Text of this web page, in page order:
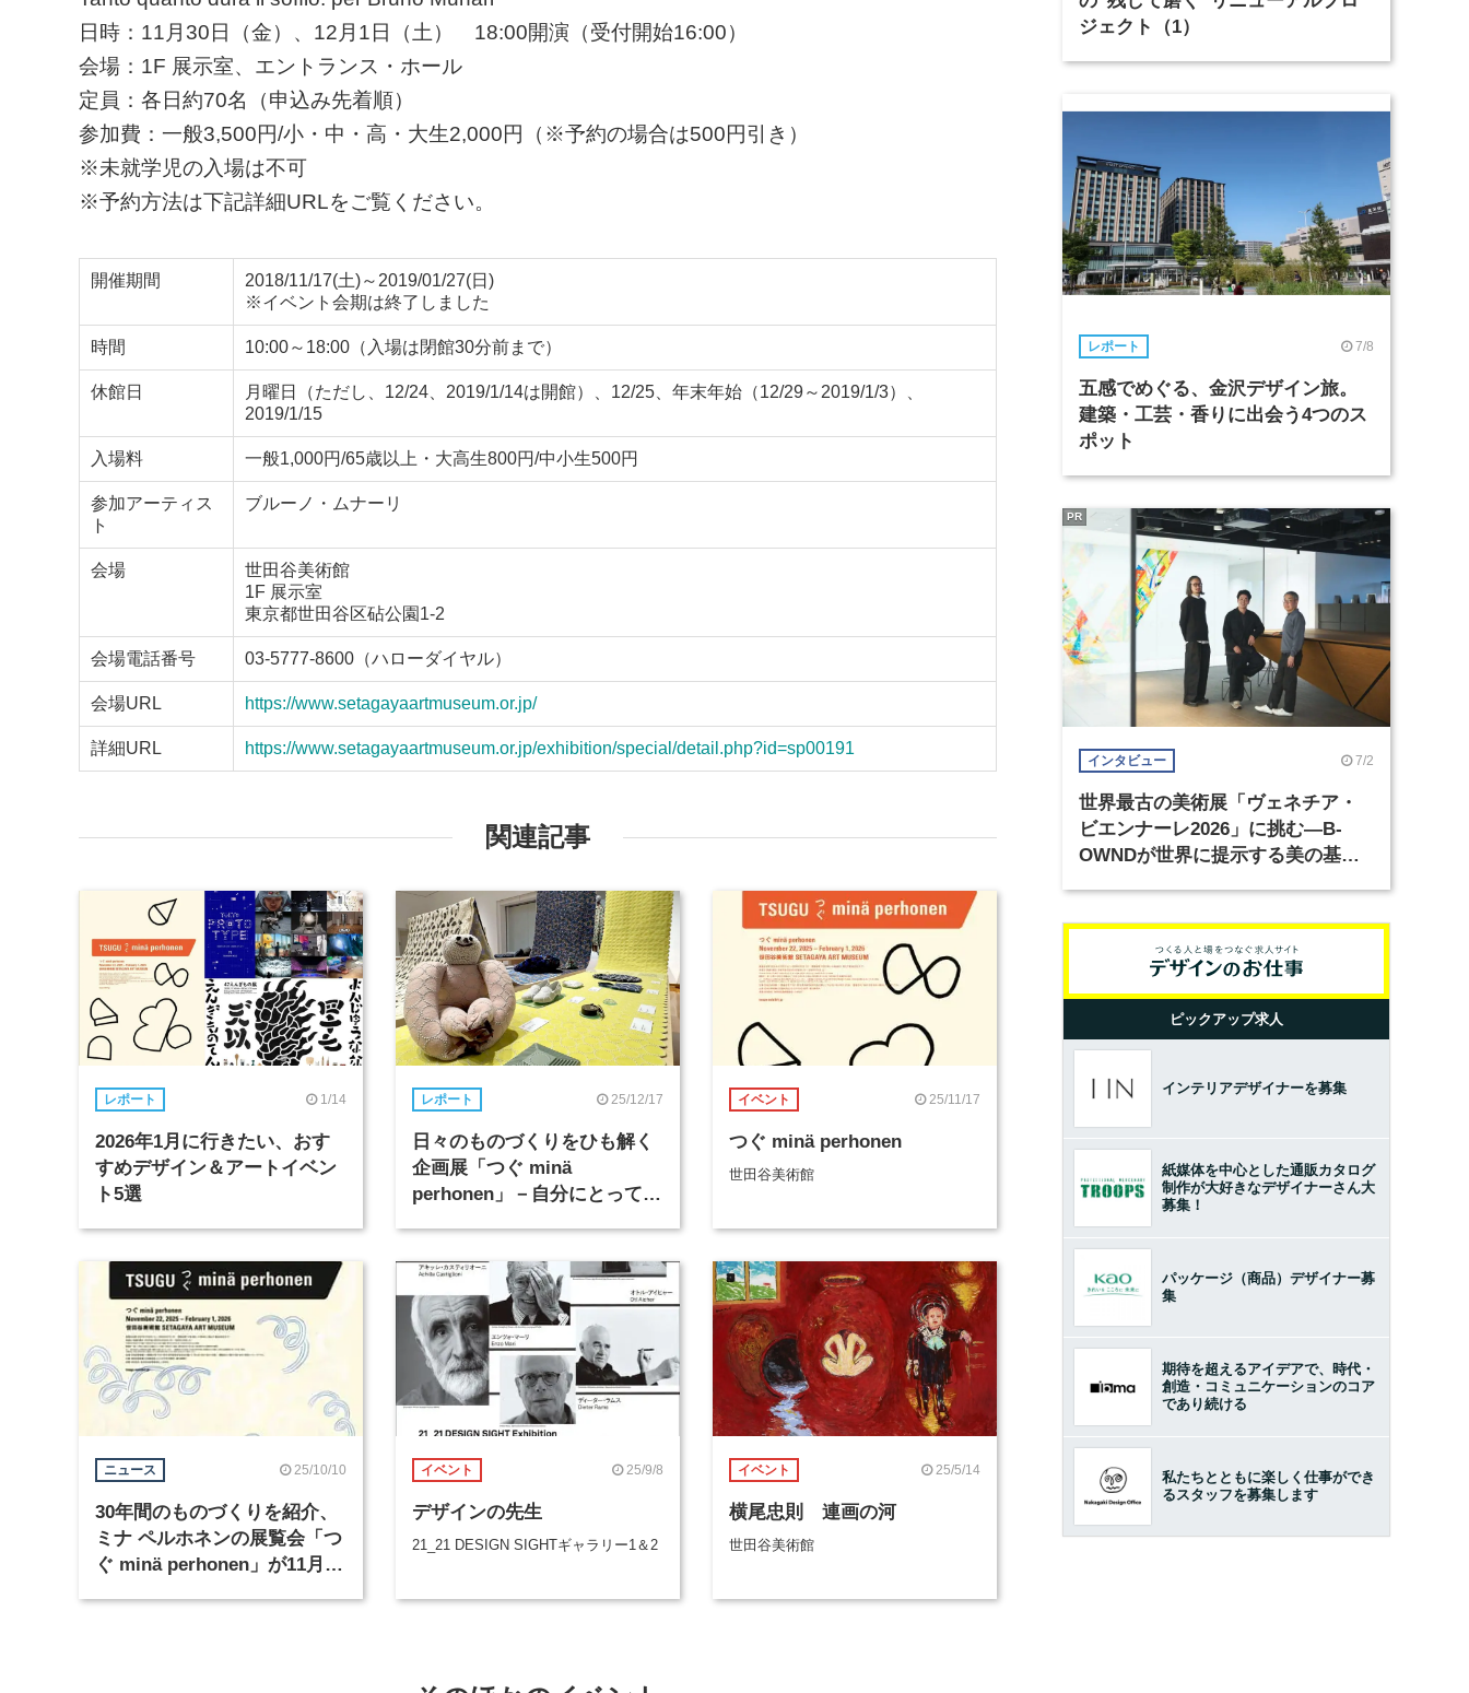
日時：11月30日（金）、12月1日（土） 18:00開演（受付開始16:00）
会場：1F 展示室、エントランス・ホール
定員：各日約70名（申込み先着順）
参加費：一般3,500円/小・中・高・大生2,000円（※予約の場合は500円引き）
※未就学児の入場は不可
※予約方法は下記詳細URLをご覧ください。
開催期間
2018/11/17(土)～2019/01/27(日)
※イベント会期は終了しました
時間 10:00～18:00（入場は閉館30分前まで）
休館日
月曜日（ただし、12/24、2019/1/14は開館）、12/25、年末年始（12/29～2019/1/3）、
2019/1/15
入場料 一般1,000円/65歳以上・大高生800円/中小生500円
参加アーティス
ト
ブルーノ・ムナーリ
会場
世田谷美術館
1F 展示室
東京都世田谷区砧公園1-2
会場電話番号 03-5777-8600（ハローダイヤル）
会場URL https://www.setagayaartmuseum.or.jp/
詳細URL https://www.setagayaartmuseum.or.jp/exhibition/special/detail.php?id=sp00191
関連記事
レポート 1/14
2026年1月に行きたい、おす
すめデザイン＆アートイベン
ト5選
レポート 25/12/17
日々のものづくりをひも解く
企画展「つぐ minä
perhonen」－自分にとって
イベント 25/11/17
つぐ minä perhonen
世田谷美術館
ニュース 25/10/10
30年間のものづくりを紹介、
ミナ ペルホネンの展覧会「つ
ぐ minä perhonen」が11月22
イベント 25/9/8
デザインの先生
21_21 DESIGN SIGHTギャラリー1＆2
イベント 25/5/14
横尾忠則 連画の河
世田谷美術館
ジェクト（1）
レポート 7/8
五感でめぐる、金沢デザイン旅。
建築・工芸・香りに出会う4つのス
ポット
インタビュー 7/2
世界最古の美術展「ヴェネチア・
ビエンナーレ2026」に挑む―B-
OWNDが世界に提示する美の基準
PR
ピックアップ求人
インテリアデザイナーを募集
紙媒体を中心とした通販カタログ
制作が大好きなデザイナーさん大
募集！
パッケージ（商品）デザイナー募
集
期待を超えるアイデアで、時代・
創造・コミュニケーションのコア
であり続ける
私たちとともに楽しく仕事ができ
るスタッフを募集します